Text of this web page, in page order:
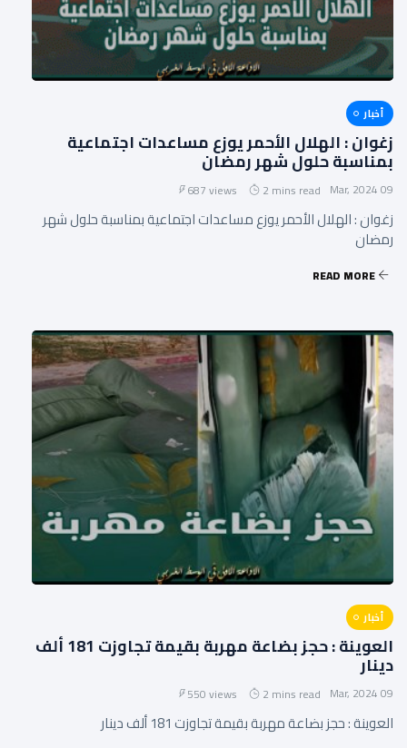
أخبار
زغوان : الهلال الأحمر يوزع مساعدات اجتماعية
بمناسبة حلول شهر رمضان
09 Mar, 2024
2 mins read
687 views
زغوان : الهلال الأحمر يوزع مساعدات اجتماعية بمناسبة حلول شهر
رمضان
READ MORE
أخبار
العوينة : حجز بضاعة مهربة بقيمة تجاوزت 181 ألف
دينار
09 Mar, 2024
2 mins read
550 views
العوينة : حجز بضاعة مهربة بقيمة تجاوزت 181 ألف دينار